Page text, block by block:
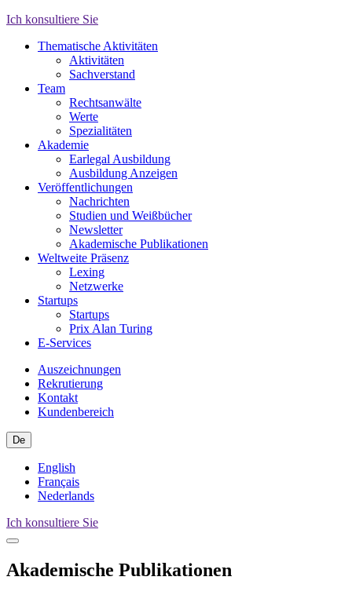
Ich konsultiere Sie
Thematische Aktivitäten
Aktivitäten
Sachverstand
Team
Rechtsanwälte
Werte
Spezialitäten
Akademie
Earlegal Ausbildung
Ausbildung Anzeigen
Veröffentlichungen
Nachrichten
Studien und Weißbücher
Newsletter
Akademische Publikationen
Weltweite Präsenz
Lexing
Netzwerke
Startups
Startups
Prix Alan Turing
E-Services
Auszeichnungen
Rekrutierung
Kontakt
Kundenbereich
De
English
Français
Nederlands
Ich konsultiere Sie
Akademische Publikationen